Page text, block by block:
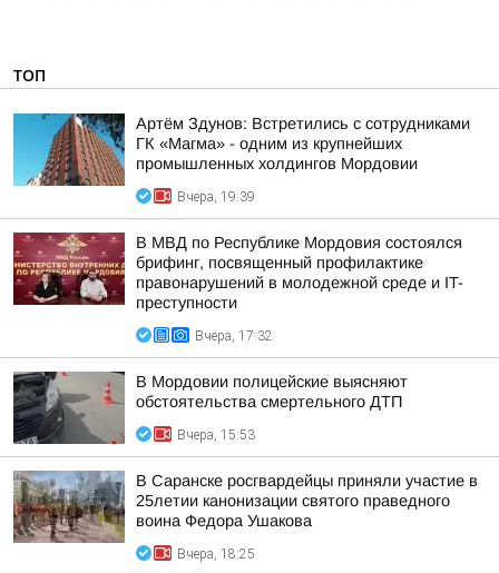
ТОП
Артём Здунов: Встретились с сотрудниками
ГК «Магма» - одним из крупнейших
промышленных холдингов Мордовии
Вчера, 19:39
В МВД по Республике Мордовия состоялся
брифинг, посвященный профилактике
правонарушений в молодежной среде и IT-
преступности
Вчера, 17:32
В Мордовии полицейские выясняют
обстоятельства смертельного ДТП
Вчера, 15:53
В Саранске росгвардейцы приняли участие в
25летии канонизации святого праведного
воина Федора Ушакова
Вчера, 18:25